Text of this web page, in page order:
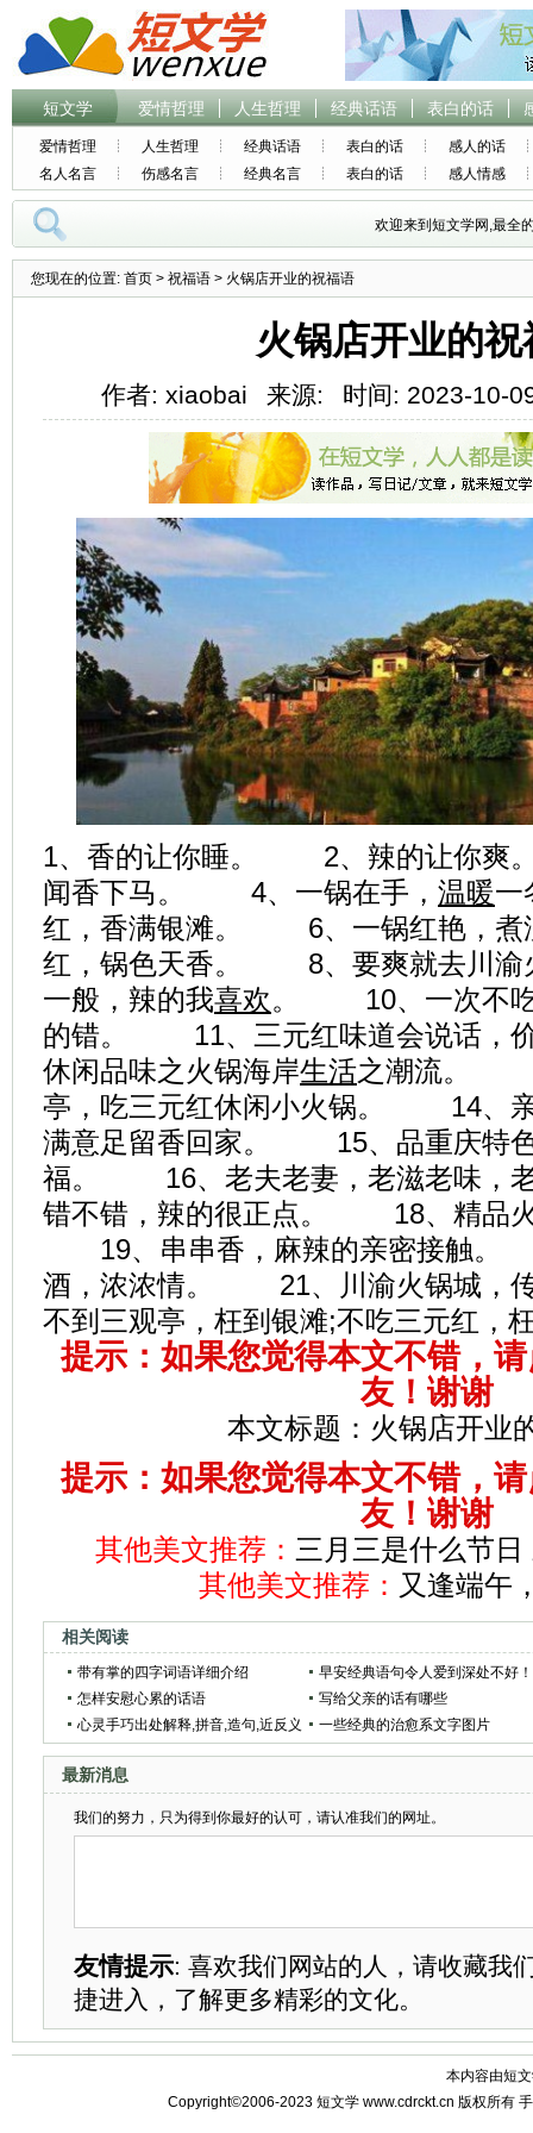
短文学 爱情哲理 人生哲理 经典话语 表白的话
爱情哲理 人生哲理 经典话语 表白的话
感人的话
名人名言
伤感名言 经典名言 表白的话 感人情感
欢迎来到短文学网,最全
您现在的位置: 首页 > 祝福语 > 火锅店开业的祝福语
火锅店开业的祝
作者: xiaobai 来源: 时间: 2023-10-
1、香的让你睡。 2、辣的让你
闻香下马。 4、一锅在手， 温暖
红，香满银滩。 6、一锅红艳，煮
红，锅色天香。 8、要爽就去川
一般，辣的我喜欢。 10、一次不吃
的错。 11、三元红味道会说话
休闲品味之火锅海岸生活之潮流。
亭，吃三元红休闲小火锅。 14、亲
满意足留香回家。 15、品重庆特色
福。 16、老夫老妻，老滋老味
错不错，辣的很正点。 18、精品火
19、串串香，麻辣的亲密接触
酒，浓浓情。 21、川渝火锅城
不到三观亭，枉到银滩;不吃三元红，
提示：如果您觉得本文不错，
友！谢谢
本文标题： 火锅店开业
提示：如果您觉得本文不错，
友！谢谢
其他美文推荐： 三月三是什么节
其他美文推荐： 又逢端午
相关阅读
带有掌的四字词语详细介绍
早安经典语句令人爱到深处不好！
(精选59句)
怎样安慰心累的话语
写给父亲的话有哪些
心灵手巧出处解释,拼音,造句,近反义
一些经典的治愈系文字图片
最新消息
我们的努力，只为得到你最好的认可，请认准我们的网址。
友情提示: 喜欢我们网站的人，请收藏我
捷进入，了解更多精彩的文化。
本内容由短
Copyright©2006-2023 短文学 www.cdrckt.cn 版权所有